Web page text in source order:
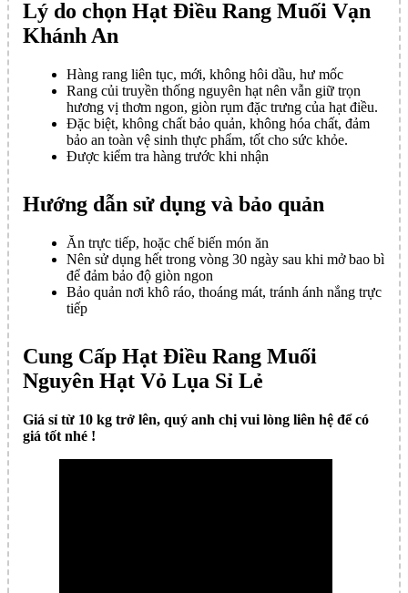
Lý do chọn Hạt Điều Rang Muối Vạn
Khánh An
Hàng rang liên tục, mới, không hôi dầu, hư mốc
Rang củi truyền thống nguyên hạt nên vẫn giữ trọn
hương vị thơm ngon, giòn rụm đặc trưng của hạt điều.
Đặc biệt, không chất bảo quản, không hóa chất, đảm
bảo an toàn vệ sinh thực phẩm, tốt cho sức khỏe.
Được kiểm tra hàng trước khi nhận
Hướng dẫn sử dụng và bảo quản
Ăn trực tiếp, hoặc chế biến món ăn
Nên sử dụng hết trong vòng 30 ngày sau khi mở bao bì
để đảm bảo độ giòn ngon
Bảo quản nơi khô ráo, thoáng mát, tránh ánh nắng trực
tiếp
Cung Cấp Hạt Điều Rang Muối
Nguyên Hạt Vỏ Lụa Sỉ Lẻ
Giá sỉ từ 10 kg trở lên, quý anh chị vui lòng liên hệ để có
giá tốt nhé !